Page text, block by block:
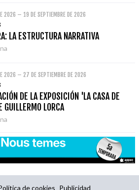
2026 – 19 DE SEPTIEMBRE DE 2026
LA ESTRUCTURA NARRATIVA
2026 – 27 DE SEPTIEMBRE DE 2026
DE LA EXPOSICIÓN 'LA CASA DE
GUILLERMO LORCA
de cookies Publicidad